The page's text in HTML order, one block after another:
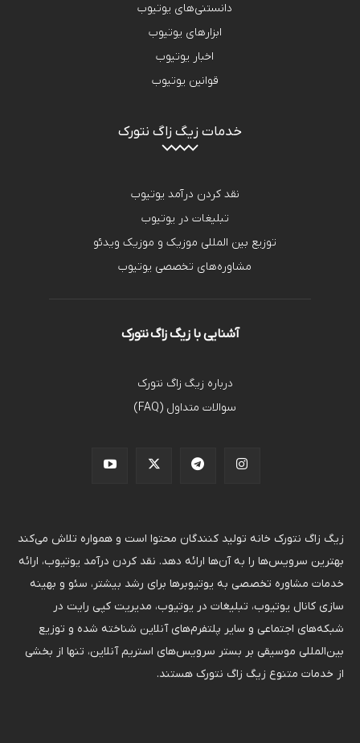
دانستنی‌های یوتیوب
ابزارهای یوتیوب
اخبار یوتیوب
قوانین یوتیوب
خدمات زیگ زاگ نتورک
نقد کردن درآمد یوتیوب
تبلیغات در یوتیوب
توزیع بین المللی موزیک و موزیک ویدئو
مشاوره‌های تخصصی یوتیوب
آشنایی با زیگ زاگ نتورک
درباره زیگ زاگ نتورک
سوالات متداول (FAQ)
زیگ زاگ نتورک خانه تولید کنندگان محتوا است و همواره تلاش می‌کند
بهترین سرویس‌ها را به آن‌ها ارائه دهد. نقد کردن درآمد یوتیوب، ارائه
خدمات مشاوره تخصصی به یوتیوبرها برای رشد بیشتر، سئو و بهینه
سازی کانال یوتیوب، تبلیغات در یوتیوب، مدیریت کپی رایت در
شبکه‌های اجتماعی و سایر پلتفرم‌های آنلاین شناخته شده و توزیع
بین‌المللی موسیقی بر بستر سرویس‌های استریم آنلاین، تنها از بخشی
از خدمات متنوع زیگ زاگ نتورک هستند.